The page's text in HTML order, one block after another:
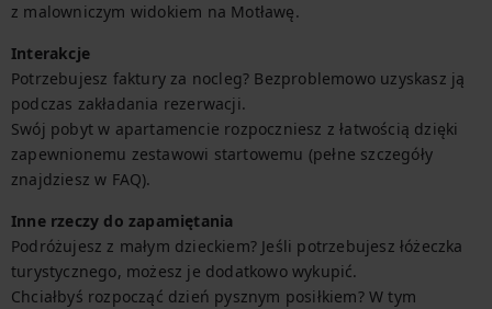
z malowniczym widokiem na Motławę.
Interakcje
Potrzebujesz faktury za nocleg? Bezproblemowo uzyskasz ją
podczas zakładania rezerwacji.
Swój pobyt w apartamencie rozpoczniesz z łatwością dzięki
zapewnionemu zestawowi startowemu (pełne szczegóły
znajdziesz w FAQ).
Inne rzeczy do zapamiętania
Podróżujesz z małym dzieckiem? Jeśli potrzebujesz łóżeczka
turystycznego, możesz je dodatkowo wykupić.
Chciałbyś rozpocząć dzień pysznym posiłkiem? W tym